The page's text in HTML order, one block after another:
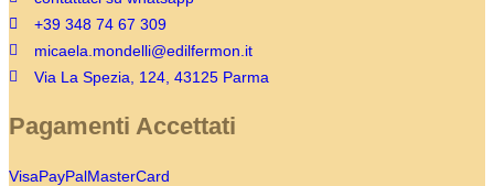
+39 348 74 67 309
micaela.mondelli@edilfermon.it
Via La Spezia, 124, 43125 Parma
Pagamenti Accettati
VisaPayPalMasterCard